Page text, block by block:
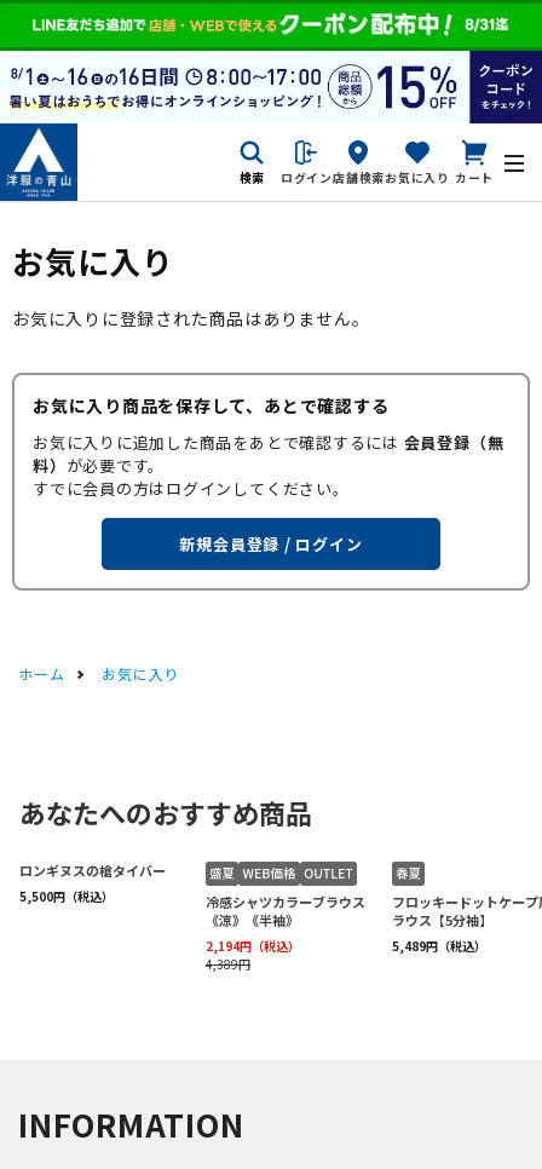
検索 ログイン店舗検索お気に入り カート
お気に入り
お気に入りに登録された商品はありません。
お気に入り商品を保存して、あとで確認する
お気に入りに追加した商品をあとで確認するには 会員登録（無
料） が必要です。
すでに会員の方はログインしてください。
新規会員登録 / ログイン
ホーム お気に入り
INFORMATION